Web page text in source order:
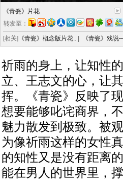
《青瓷》片花
转发至：
[相关] 《青瓷》概念版片花.. 《青瓷》戏说
祈雨的身上，让知性
立、王志文的心，让
挥。《青瓷》反映了
想要能够叱诧商界，
魅力散发到极致。被
为像祈雨这样的女性
的知性又是没有距离
能在男人的世界里，